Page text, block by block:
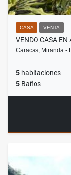
CASA VENTA
VENDO CASA EN
Caracas, Miranda -
5 habitaciones
5 Baños